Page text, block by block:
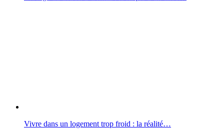
Vivre dans un logement trop froid : la réalité…